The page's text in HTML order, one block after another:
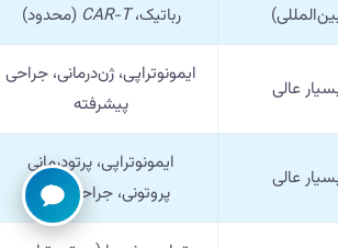
رباتیک،CAR-T (محدود)
عالی
ایمونوتراپی، ژن‌درمانی، جراحی
پیشرفته
عالی
ایمونوتراپی، پرتودرمانی
پروتونی، جراحی دقیق